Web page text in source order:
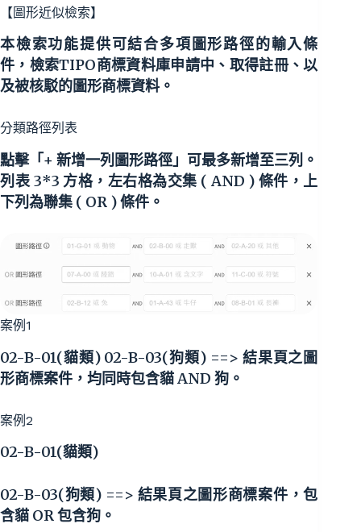
【圖形近似檢索】
本檢索功能提供可結合多項圖形路徑的輸入條
件，檢索TIPO商標資料庫申請中、取得註冊、以
及被核駁的圖形商標資料。
分類路徑列表
點擊「+ 新增一列圖形路徑」可最多新增至三列。
列表 3*3 方格，左右格為交集 ( AND ) 條件，上
下列為聯集 ( OR ) 條件。
案例1
02-B-01(貓類) 02-B-03(狗類) ==> 結果頁之圖
形商標案件，均同時包含貓 AND 狗。
案例2
02-B-01(貓類)
02-B-03(狗類) ==> 結果頁之圖形商標案件，包
含貓 OR 包含狗。